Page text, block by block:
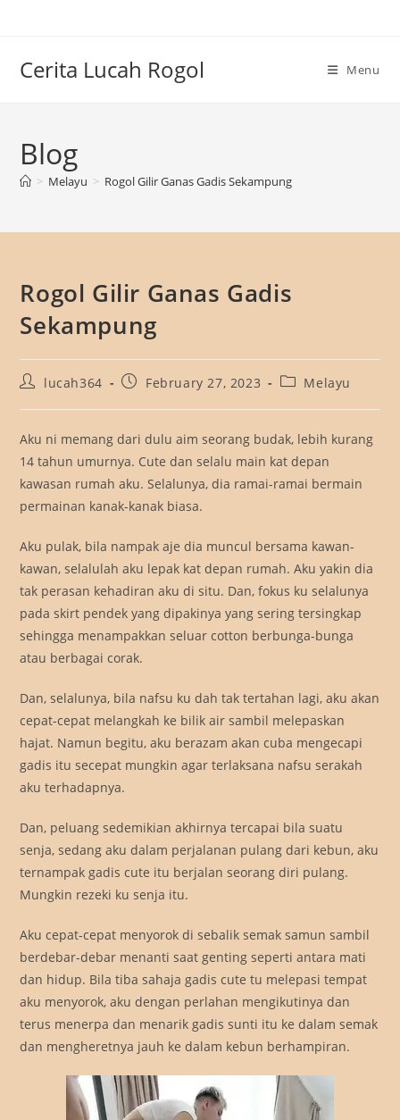
Cerita Lucah Rogol Menu
Blog
> Melayu > Rogol Gilir Ganas Gadis Sekampung
Rogol Gilir Ganas Gadis
Sekampung
Postlucah364
PostFebruary 27, 2023
PostMelayu
Aku ni memang dari dulu aim seorang budak, lebih kurang
14 tahun umurnya. Cute dan selalu main kat depan
kawasan rumah aku. Selalunya, dia ramai-ramai bermain
permainan kanak-kanak biasa.
Aku pulak, bila nampak aje dia muncul bersama kawan-
kawan, selalulah aku lepak kat depan rumah. Aku yakin dia
tak perasan kehadiran aku di situ. Dan, fokus ku selalunya
pada skirt pendek yang dipakinya yang sering tersingkap
sehingga menampakkan seluar cotton berbunga-bunga
atau berbagai corak.
Dan, selalunya, bila nafsu ku dah tak tertahan lagi, aku akan
cepat-cepat melangkah ke bilik air sambil melepaskan
hajat. Namun begitu, aku berazam akan cuba mengecapi
gadis itu secepat mungkin agar terlaksana nafsu serakah
aku terhadapnya.
Dan, peluang sedemikian akhirnya tercapai bila suatu
senja, sedang aku dalam perjalanan pulang dari kebun, aku
ternampak gadis cute itu berjalan seorang diri pulang.
Mungkin rezeki ku senja itu.
Aku cepat-cepat menyorok di sebalik semak samun sambil
berdebar-debar menanti saat genting seperti antara mati
dan hidup. Bila tiba sahaja gadis cute tu melepasi tempat
aku menyorok, aku dengan perlahan mengikutinya dan
terus menerpa dan menarik gadis sunti itu ke dalam semak
dan mengheretnya jauh ke dalam kebun berhampiran.